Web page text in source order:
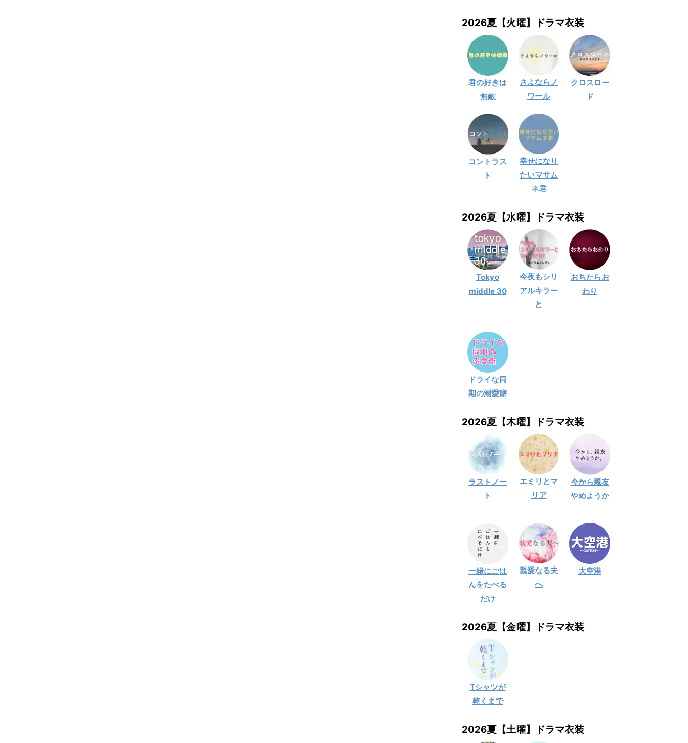
2026夏【火曜】ドラマ衣装
君の好きは
無敵
さよならノ
ワール
クロスロー
ド
コントラス
ト
幸せになり
たいマサム
ネ君
2026夏【水曜】ドラマ衣装
Tokyo
middle 30
今夜もシリ
アルキラー
と
おちたらお
わり
ドライな同
期の溺愛癖
2026夏【木曜】ドラマ衣装
ラストノー
ト
エミリとマ
リア
今から親友
やめようか
一緒にごは
んをたべる
だけ
親愛なる夫
へ
大空港
2026夏【金曜】ドラマ衣装
Tシャツが
乾くまで
2026夏【土曜】ドラマ衣装